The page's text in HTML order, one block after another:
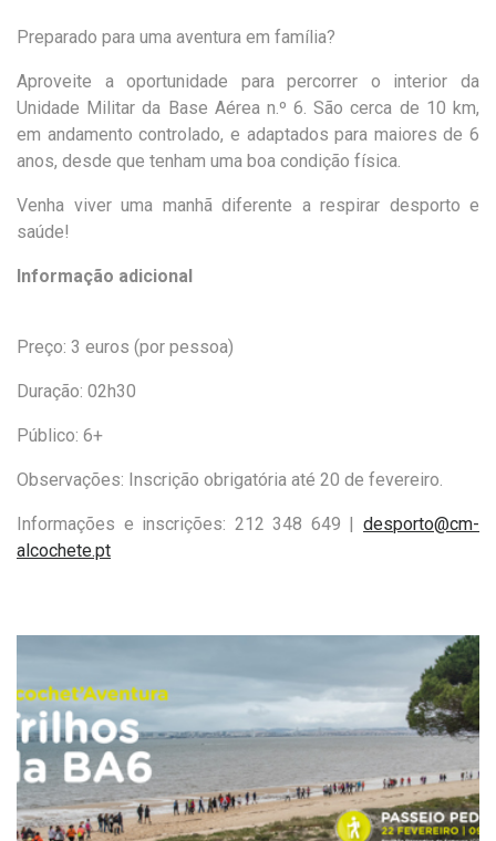
Preparado para uma aventura em família?
Aproveite a oportunidade para percorrer o interior da
Unidade Militar da Base Aérea n.º 6. São cerca de 10 km,
em andamento controlado, e adaptados para maiores de 6
anos, desde que tenham uma boa condição física.
Venha viver uma manhã diferente a respirar desporto e
saúde!
Informação adicional
Preço: 3 euros (por pessoa)
Duração: 02h30
Público: 6+
Observações: Inscrição obrigatória até 20 de fevereiro.
Informações e inscrições: 212 348 649 | desporto@cm-
alcochete.pt